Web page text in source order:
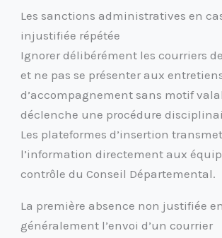
Les sanctions administratives en
injustifiée répétée
Ignorer délibérément les courriers
et ne pas se présenter aux
d’accompagnement sans motif
déclenche une procédure
Les plateformes d’insertion
l’information directement aux
contrôle du Conseil Départemental.
La première absence non justifiée
généralement l’envoi d’un courrier